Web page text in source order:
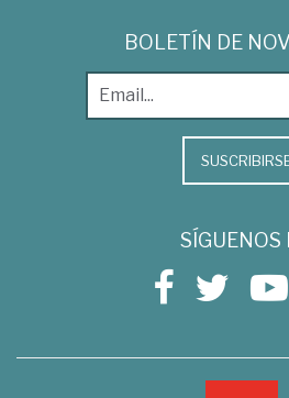
BOLETÍN DE
SÍGUENOS